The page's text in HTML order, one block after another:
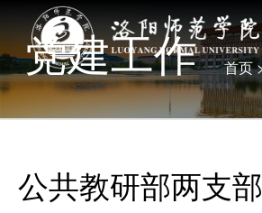
党建工作 首页
公共教研部两支